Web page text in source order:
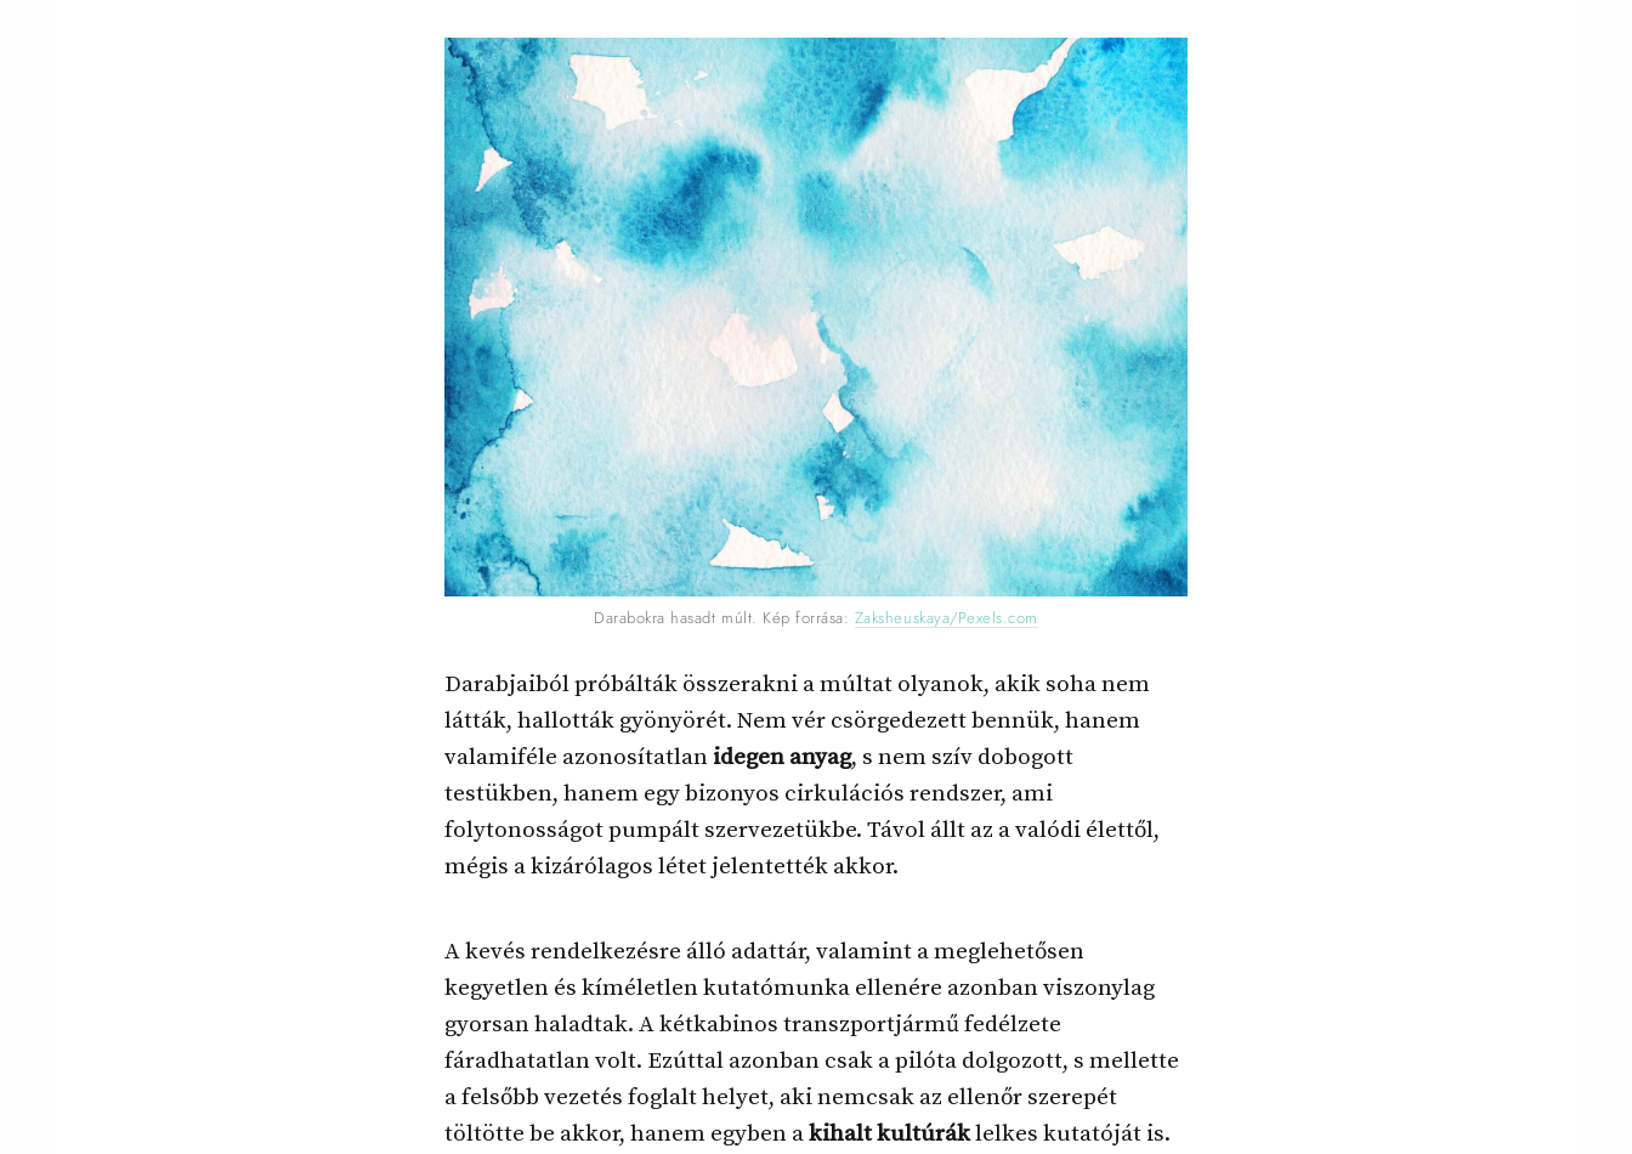
Darabokra hasadt múlt. Kép forrása: Zaksheuskaya/Pexels.com
Darabjaiból próbálták összerakni a múltat olyanok, akik soha nem
látták, hallották gyönyörét. Nem vér csörgedezett bennük, hanem
valamiféle azonosítatlan idegen anyag, s nem szív dobogott
testükben, hanem egy bizonyos cirkulációs rendszer, ami
folytonosságot pumpált szervezetükbe. Távol állt az a valódi élettől,
mégis a kizárólagos létet jelentették akkor.
A kevés rendelkezésre álló adattár, valamint a meglehetősen
kegyetlen és kíméletlen kutatómunka ellenére azonban viszonylag
gyorsan haladtak. A kétkabinos transzportjármű fedélzete
fáradhatatlan volt. Ezúttal azonban csak a pilóta dolgozott, s mellette
a felsőbb vezetés foglalt helyet, aki nemcsak az ellenőr szerepét
töltötte be akkor, hanem egyben akihalt kultúráklelkes kutatóját is.